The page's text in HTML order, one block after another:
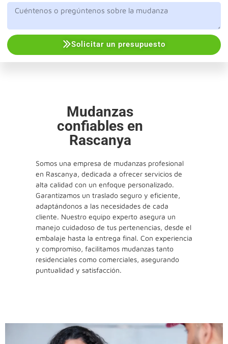
Solicitar un presupuesto
Mudanzas
confiables en
Rascanya
Somos una empresa de mudanzas profesional
en Rascanya, dedicada a ofrecer servicios de
alta calidad con un enfoque personalizado.
Garantizamos un traslado seguro y eficiente,
adaptándonos a las necesidades de cada
cliente. Nuestro equipo experto asegura un
manejo cuidadoso de tus pertenencias, desde el
embalaje hasta la entrega final. Con experiencia
y compromiso, facilitamos mudanzas tanto
residenciales como comerciales, asegurando
puntualidad y satisfacción.